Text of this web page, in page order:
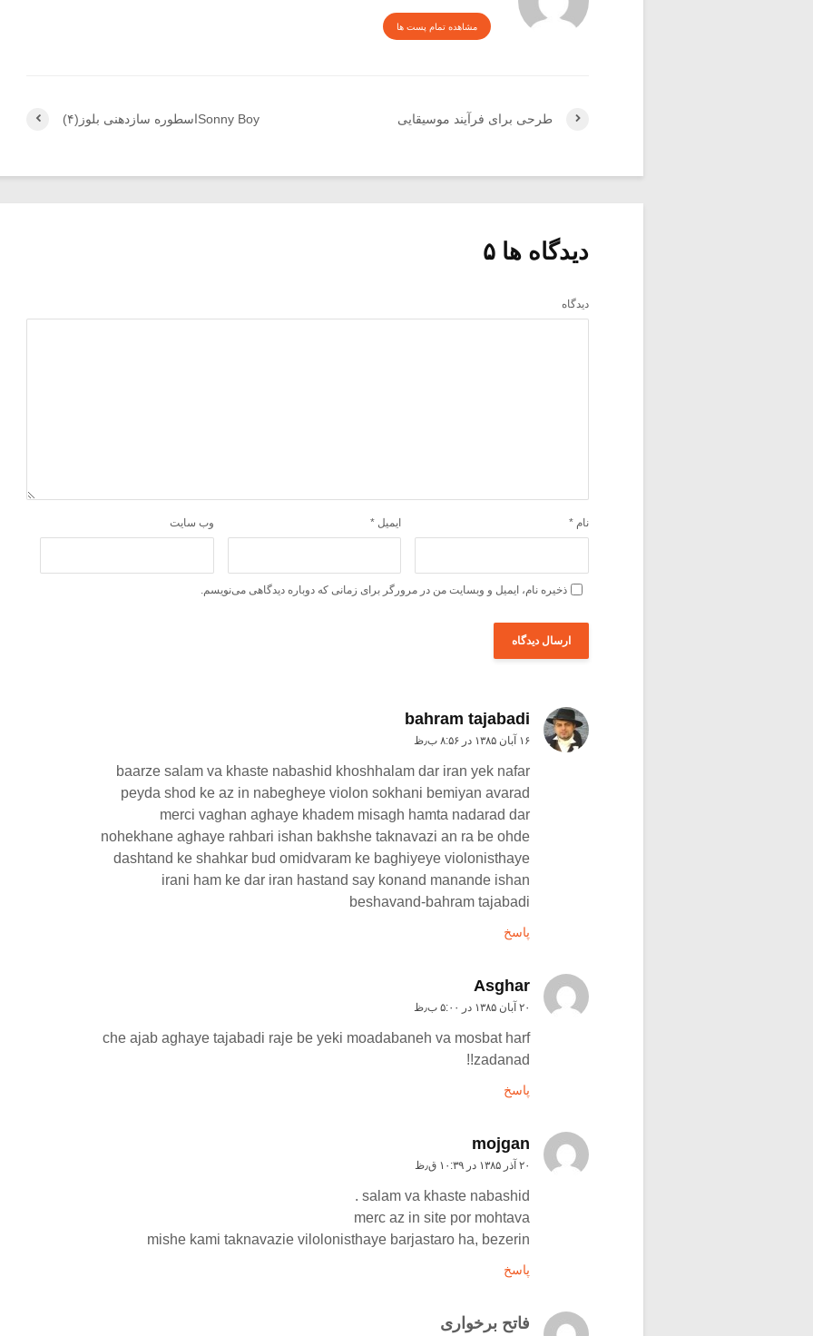
مشاهده تمام پست ها
Sonny Boyاسطوره سازدهنی بلوز(۴) طرحی برای فرآیند موسیقایی
دیدگاه ها ۵
دیدگاه
نام * ایمیل * وب‌ سایت
ذخیره نام، ایمیل و وبسایت من در مرورگر برای زمانی که دوباره دیدگاهی می‌نویسم.
bahram tajabadi
۱۶ آبان ۱۳۸۵ در ۸:۵۶ ب٫ظ
baarze salam va khaste nabashid khoshhalam dar iran yek nafar
peyda shod ke az in nabegheye violon sokhani bemiyan avarad
merci vaghan aghaye khadem misagh hamta nadarad dar
nohekhane aghaye rahbari ishan bakhshe taknavazi an ra be ohde
dashtand ke shahkar bud omidvaram ke baghiyeye violonisthaye
irani ham ke dar iran hastand say konand manande ishan
beshavand-bahram tajabadi
پاسخ
Asghar
۲۰ آبان ۱۳۸۵ در ۵:۰۰ ب٫ظ
che ajab aghaye tajabadi raje be yeki moadabaneh va mosbat harf
zadanad!!
پاسخ
mojgan
۲۰ آذر ۱۳۸۵ در ۱۰:۳۹ ق٫ظ
salam va khaste nabashid .
merc az in site por mohtava
mishe kami taknavazie vilolonisthaye barjastaro ha, bezerin
پاسخ
فاتح برخواری